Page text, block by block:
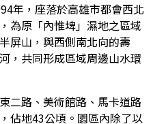
站導覽
年，座落於高雄市都會西北
為原「內惟埤」濕地之區域
屏山，與西側南北向的壽
，共同形成區域周邊山水環
二路、美術館路、馬卡道路
佔地43公頃。園區內除了以